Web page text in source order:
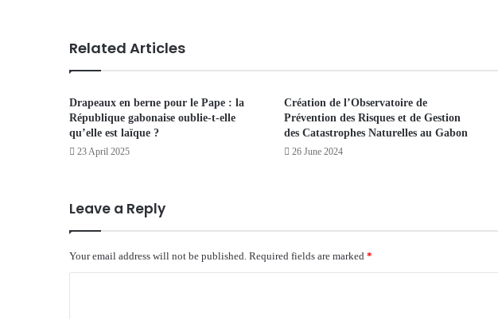
Related Articles
Drapeaux en berne pour le Pape : la
République gabonaise oublie-t-elle
qu’elle est laïque ?
23 April 2025
Création de l’Observatoire de
Prévention des Risques et de Gestion
des Catastrophes Naturelles au Gabon
26 June 2024
Leave a Reply
Your email address will not be published. Required fields are marked *